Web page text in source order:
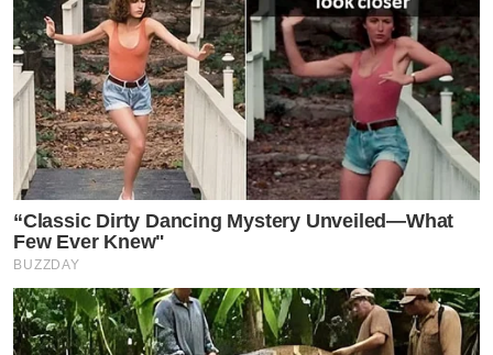
“Classic Dirty Dancing Mystery Unveiled—What
Few Ever Knew"
BUZZDAY